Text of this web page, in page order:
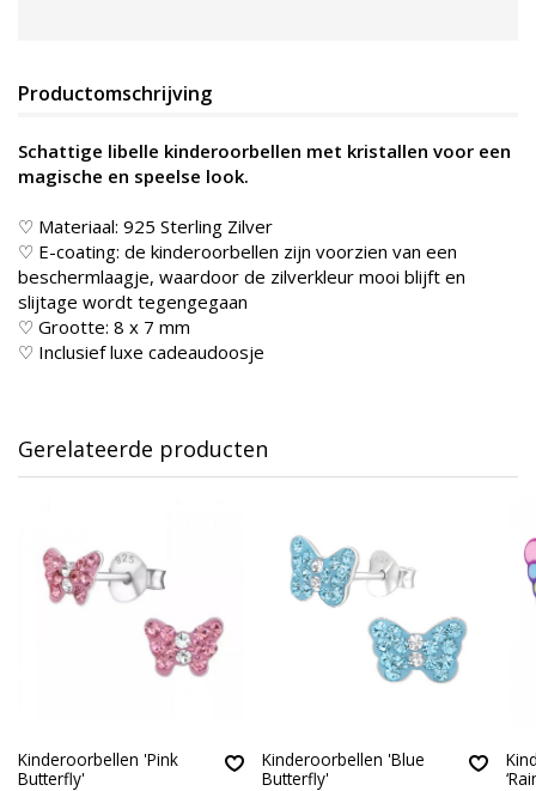
Productomschrijving
Schattige libelle kinderoorbellen met kristallen voor een
magische en speelse look.
♡ Materiaal: 925 Sterling Zilver
♡ E-coating: de kinderoorbellen zijn voorzien van een
beschermlaagje, waardoor de zilverkleur mooi blijft en
slijtage wordt tegengegaan
♡ Grootte: 8 x 7 mm
♡ Inclusief luxe cadeaudoosje
Gerelateerde producten
Kinderoorbellen 'Pink
Butterfly'
Kinderoorbellen 'Blue
Butterfly'